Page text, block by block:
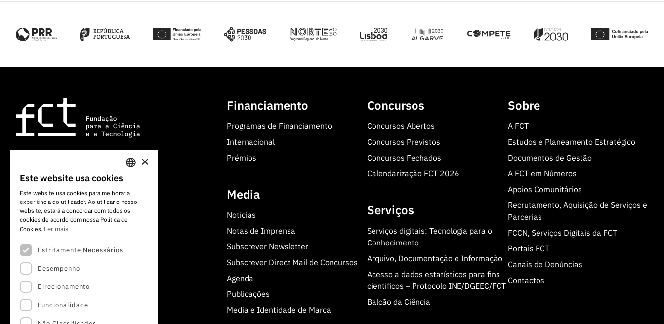
Av. do Brasil, 101
+351 213 924 300
Financiamento
Programas de Financiamento
Internacional
Prémios
Media
Notícias
Notas de Imprensa
Subscrever Newsletter
Subscrever Direct Mail de Concursos
Agenda
Publicações
Media e Identidade de Marca
Concursos
Concursos Abertos
Concursos Previstos
Concursos Fechados
Calendarização FCT 2026
Serviços
Serviços digitais: Tecnologia para o
Conhecimento
Arquivo, Documentação e Informação
Acesso a dados estatísticos para fins
científicos – Protocolo INE/DGEEC/FCT
Balcão da Ciência
Sobre
A FCT
Estudos e Planeamento Estratégico
Documentos de Gestão
A FCT em Números
Apoios Comunitários
Recrutamento, Aquisição de Serviços e
Parcerias
FCCN, Serviços Digitais da FCT
Portais FCT
Canais de Denúncias
Contactos
PORTUGUESE
ENGLISH
×
Este website usa cookies
Este website usa cookies para melhorar a
experiência do utilizador. Ao utilizar o nosso
website, estará a concordar com todos os
cookies de acordo com nossa Política de
Cookies. Ler mais
Estritamente Necessários
Desempenho
Direcionamento
Funcionalidade